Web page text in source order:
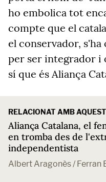
ho embolica tot
compte que el
el conservador,
per ser integrador i
sí que és Aliança
RELACIONAT AMB
Aliança Catalana, el
en tromba des de
independentista
Albert Aragonès / Ferran